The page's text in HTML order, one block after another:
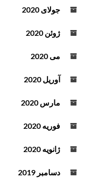
جولای 2020
ژوئن 2020
می 2020
آوریل 2020
مارس 2020
فوریه 2020
ژانویه 2020
دسامبر 2019